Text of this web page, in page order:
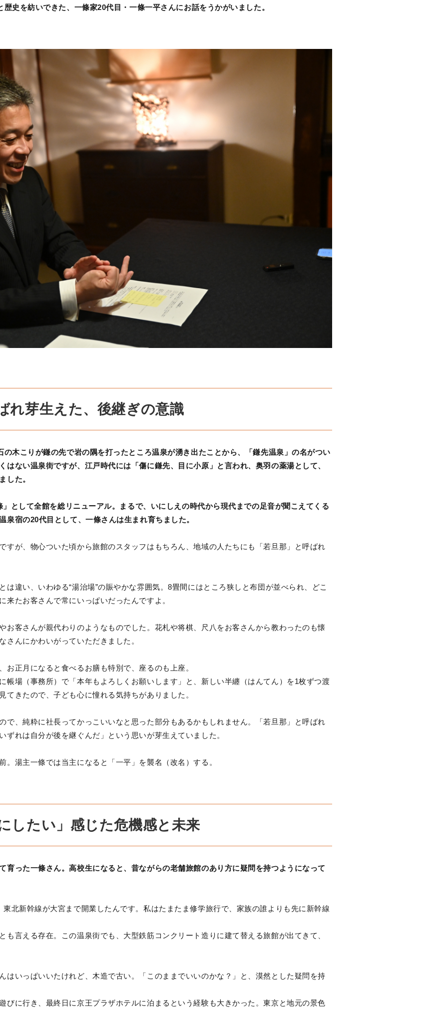
史を紡いできた、一條家20代目・一條一平さんにお話をうかがいました。
れ芽生えた、後継ぎの意識
木こりが鎌の先で岩の隅を打ったところ温泉が湧き出たことから、「鎌先温泉」の名がつい
はない温泉街ですが、江戸時代には「傷に鎌先、目に小原」と言われ、奥羽の薬湯として、
した。
として全館を総リニューアル。まるで、いにしえの時代から現代までの足音が聞こえてくる
泉宿の20代目として、一條さんは生まれ育ちました。
すが、物心ついた頃から旅館のスタッフはもちろん、地域の人たちにも「若旦那」と呼ばれ
は違い、いわゆる“湯治場”の賑やかな雰囲気。8畳間にはところ狭しと布団が並べられ、どこ
来たお客さんで常にいっぱいだったんですよ。
お客さんが親代わりのようなものでした。花札や将棋、尺八をお客さんから教わったのも懐
さんにかわいがっていただきました。
お正月になると食べるお膳も特別で、座るのも上座。
帳場（事務所）で「本年もよろしくお願いします」と、新しい半纏（はんてん）を1枚ずつ渡
てきたので、子ども心に憧れる気持ちがありました。
で、純粋に社長ってかっこいいなと思った部分もあるかもしれません。「若旦那」と呼ばれ
ずれは自分が後を継ぐんだ」という思いが芽生えていました。
湯主一條では当主になると「一平」を襲名（改名）する。
したい」感じた危機感と未来
育った一條さん。高校生になると、昔ながらの老舗旅館のあり方に疑問を持つようになって
北新幹線が大宮まで開業したんです。私はたまたま修学旅行で、家族の誰よりも先に新幹線
も言える存在。この温泉街でも、大型鉄筋コンクリート造りに建て替える旅館が出てきて、
はいっぱいいたけれど、木造で古い。「このままでいいのかな？」と、漠然とした疑問を持
びに行き、最終日に京王プラザホテルに泊まるという経験も大きかった。東京と地元の景色